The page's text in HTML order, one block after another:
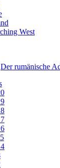
West
Der rumänische